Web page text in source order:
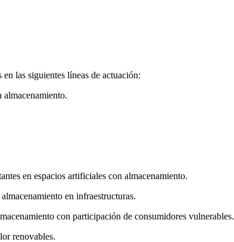
las siguientes líneas de actuación:
almacenamiento.
en espacios artificiales con almacenamiento.
en infraestructuras.
con participación de consumidores vulnerables.
renovables.